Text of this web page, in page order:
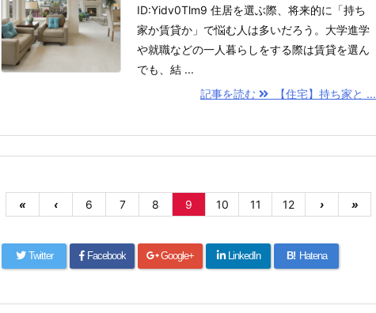
ID:Yidv0Tlm9 住居を選ぶ際、将来的に「持ち
家か賃貸か」で悩む人は多いだろう。大学進学
や就職などの一人暮らしをする際は賃貸を選ん
でも、結 ...
記事を読む
【住宅】持ち家と ...
« ‹ 6 7 8 9 10 11 12 › »
Twitter Facebook Google+ LinkedIn B! Hatena